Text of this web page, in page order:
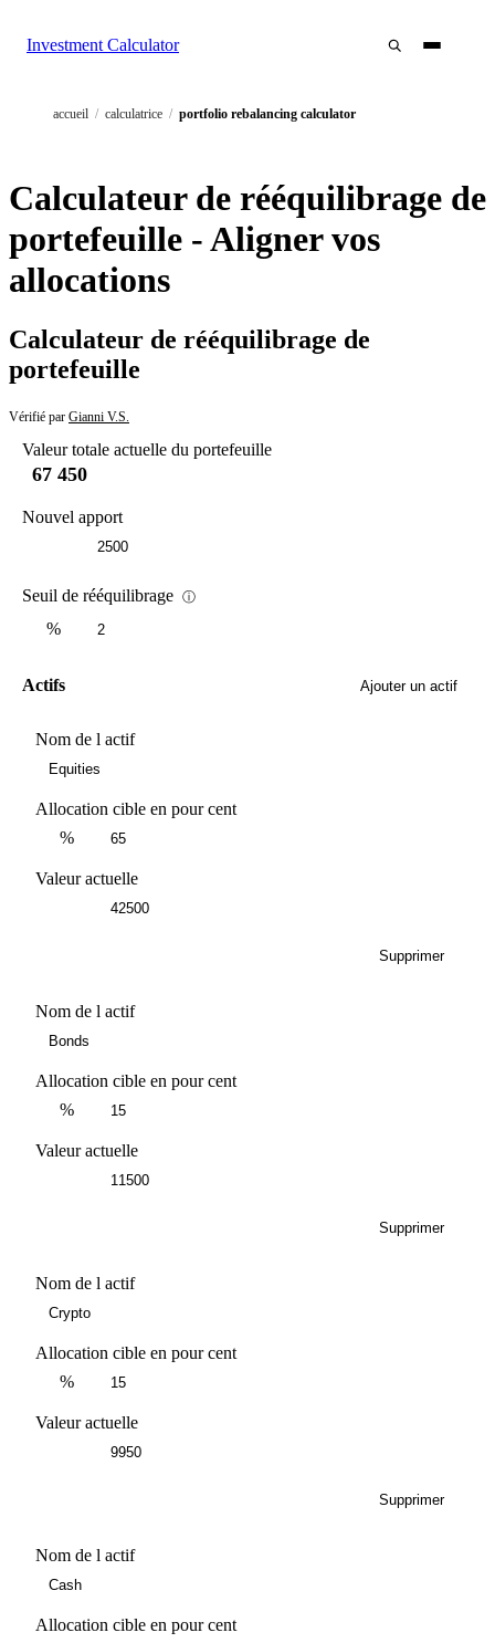
Investment Calculator
accueil / calculatrice / portfolio rebalancing calculator
Calculateur de rééquilibrage de
portefeuille - Aligner vos
allocations
Calculateur de rééquilibrage de
portefeuille
Vérifié par Gianni V.S.
Valeur totale actuelle du portefeuille
Nouvel apport
Seuil de rééquilibrage ⓘ
%
Actifs Ajouter un actif
Nom de l actif
Allocation cible en pour cent
%
Valeur actuelle
Supprimer
Nom de l actif
Allocation cible en pour cent
%
Valeur actuelle
Supprimer
Nom de l actif
Allocation cible en pour cent
%
Valeur actuelle
Supprimer
Nom de l actif
Allocation cible en pour cent